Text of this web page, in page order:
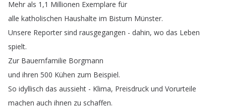
Mehr als 1,1 Millionen Exemplare für
alle katholischen Haushalte im Bistum Münster.
Unsere Reporter sind rausgegangen - dahin, wo das Leben
spielt.
Zur Bauernfamilie Borgmann
und ihren 500 Kühen zum Beispiel.
So idyllisch das aussieht - Klima, Preisdruck und Vorurteile
machen auch ihnen zu schaffen.